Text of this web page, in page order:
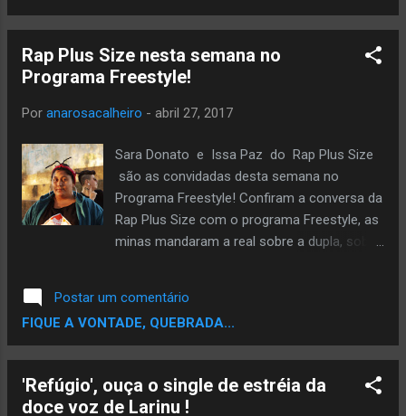
intuitivos. Em tempos de tantas músicas que
cotidiano e tudo mais, a galera do
Versativos vem com sons com a
sensibilidade a tona , trazendo com eles
dia 27 eles lançaram esse vídeo lyric do som
Um novo dia nasceu, tá lindo demais, em
meio a tanta obscuridade vivida e
presenciada em todos os lugares, sempre
bom um som que nos traga paz.
contato@versativos.com.br ou o site
http://www.versativos.com.br/
Rap Plus Size nesta semana no
Programa Freestyle!
Por anarosacalheiro - abril 27, 2017
Sara Donato e Issa Paz do Rap Plus Size
são as convidadas desta semana no
Programa Freestyle! Confiram a conversa da
Rap Plus Size com o programa Freestyle, as
minas mandaram a real sobre a dupla, sobre
https://facebook.com/programafreestyle
Instagram:
http://instagram.com/programafreestyle
Apresentação: Marcílio Gabriel Direção e
Postar um comentário
FIQUE A VONTADE, QUEBRADA...
'Refúgio', ouça o single de estréia da
doce voz de Larinu !